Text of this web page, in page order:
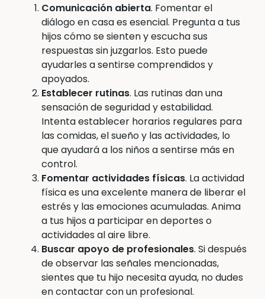
Comunicación abierta. Fomentar el
diálogo en casa es esencial. Pregunta a tus
hijos cómo se sienten y escucha sus
respuestas sin juzgarlos. Esto puede
ayudarles a sentirse comprendidos y
apoyados.
Establecer rutinas. Las rutinas dan una
sensación de seguridad y estabilidad.
Intenta establecer horarios regulares para
las comidas, el sueño y las actividades, lo
que ayudará a los niños a sentirse más en
control.
Fomentar actividades físicas. La actividad
física es una excelente manera de liberar el
estrés y las emociones acumuladas. Anima
a tus hijos a participar en deportes o
actividades al aire libre.
Buscar apoyo de profesionales. Si después
de observar las señales mencionadas,
sientes que tu hijo necesita ayuda, no dudes
en contactar con un profesional.